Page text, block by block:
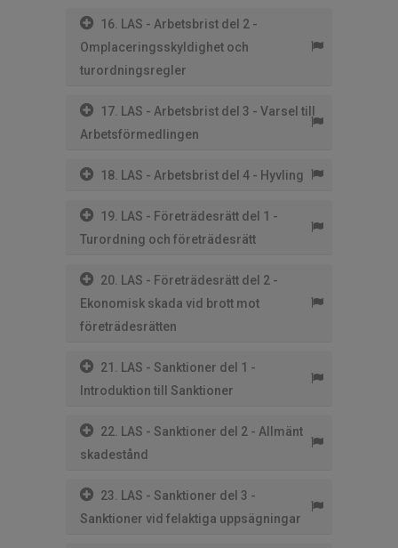
16. LAS - Arbetsbrist del 2 -
Omplaceringsskyldighet och
turordningsregler
17. LAS - Arbetsbrist del 3 - Varsel till
Arbetsförmedlingen
18. LAS - Arbetsbrist del 4 - Hyvling
19. LAS - Företrädesrätt del 1 -
Turordning och företrädesrätt
20. LAS - Företrädesrätt del 2 -
Ekonomisk skada vid brott mot
företrädesrätten
21. LAS - Sanktioner del 1 -
Introduktion till Sanktioner
22. LAS - Sanktioner del 2 - Allmänt
skadestånd
23. LAS - Sanktioner del 3 -
Sanktioner vid felaktiga uppsägningar